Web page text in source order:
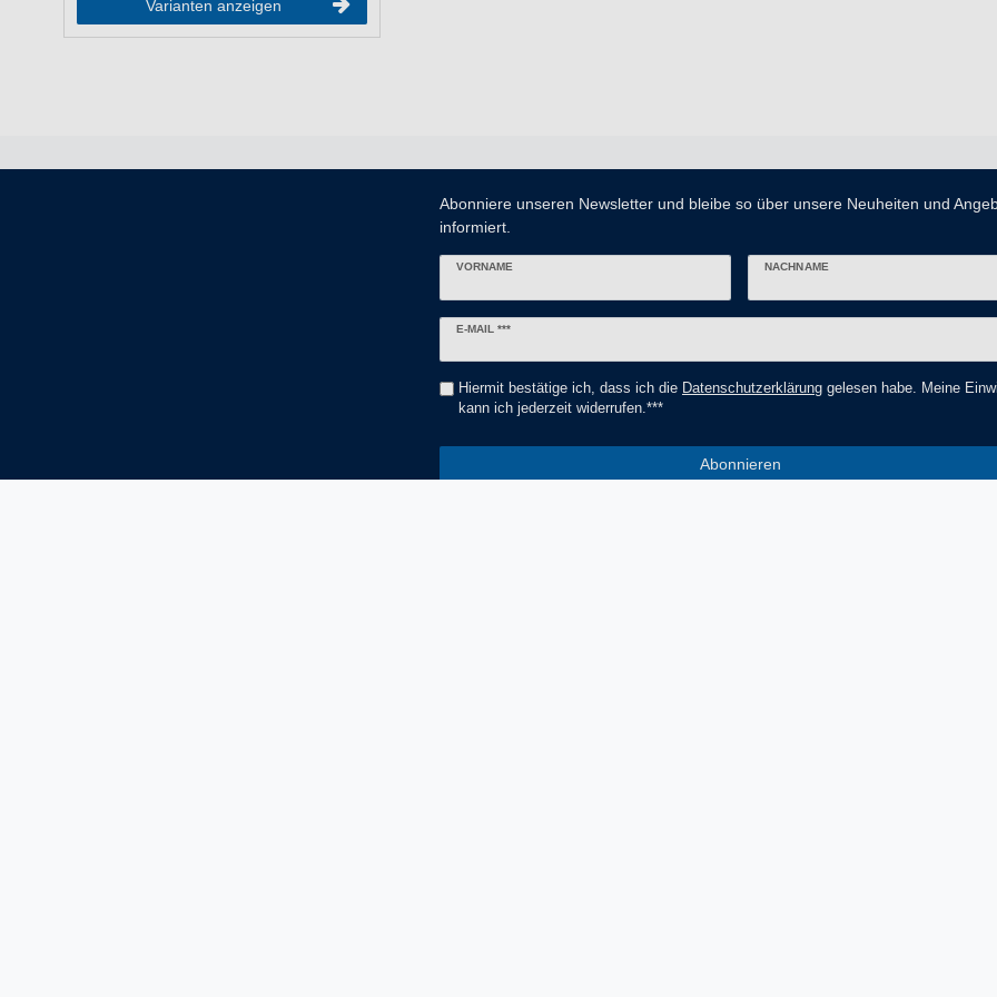
Varianten anzeigen
Abonniere unseren Newsletter und bleibe so über unsere Neuheiten und
informiert.
VORNAME NACHNAME
E-MAIL ***
Newsletter
Hiermit bestätige ich, dass ich die Daten­schutz­erklärung gelesen habe. Meine
kann ich jederzeit widerrufen.***
Abonnieren